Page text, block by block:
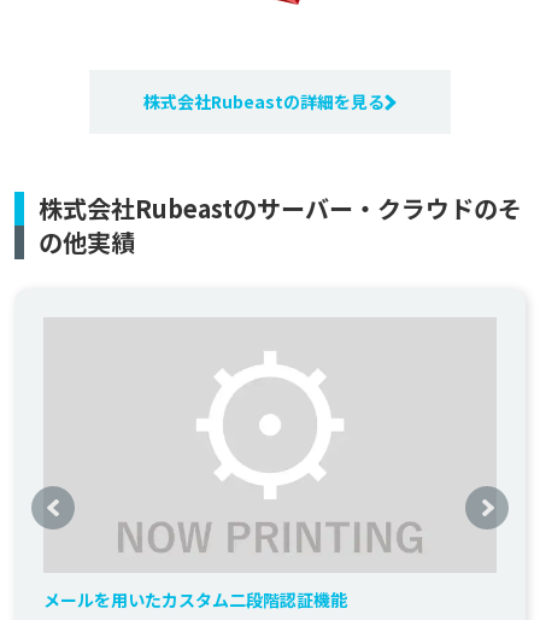
株式会社Rubeastの詳細を見る
株式会社Rubeastのサーバー・クラウドのそ
の他実績
メールを用いたカスタム二段階認証機能